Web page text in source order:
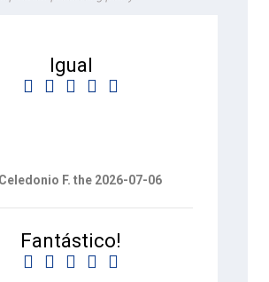
Igual
    
F. the 2026-07-06
Fantástico!
    